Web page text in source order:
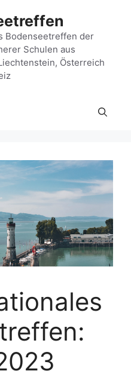
Bodenseetreffen der
Schulen aus
Österreich